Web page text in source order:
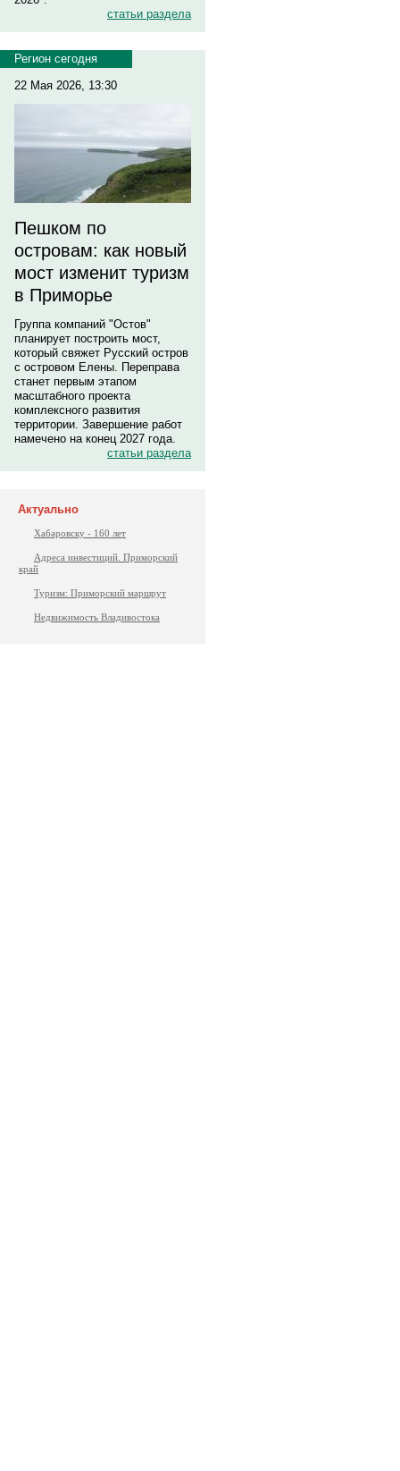
статьи раздела
Регион сегодня
22 Мая 2026, 13:30
Пешком по
островам: как новый
мост изменит туризм
в Приморье
Группа компаний "Остов"
планирует построить мост,
который свяжет Русский остров
с островом Елены. Переправа
станет первым этапом
масштабного проекта
комплексного развития
территории. Завершение работ
намечено на конец 2027 года.
статьи раздела
Актуально
Хабаровску - 160 лет
Адреса инвестиций. Приморский
край
Туризм: Приморский маршрут
Недвижимость Владивостока